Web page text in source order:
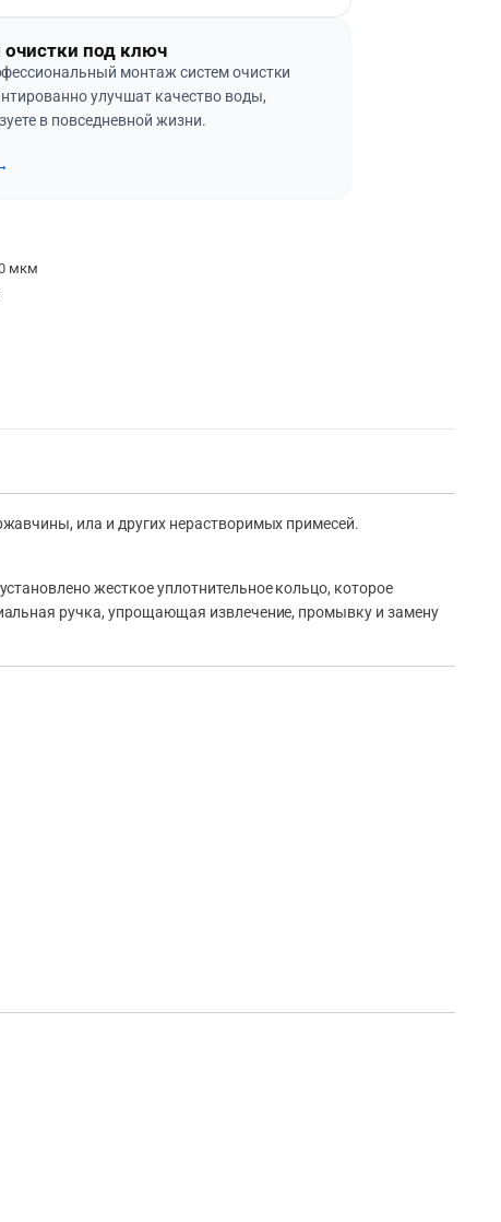
под ключ
монтаж систем очистки
улучшат качество воды,
в повседневной жизни.
мкм
ила и других нерастворимых примесей.
жесткое уплотнительное кольцо, которое
ручка, упрощающая извлечение, промывку и замену